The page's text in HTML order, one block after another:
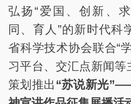
弘扬“爱国、创新、
同、育人”的新时代科
省科学技术协会联合“
习平台、交汇点新闻等
策划推出“苏说新光